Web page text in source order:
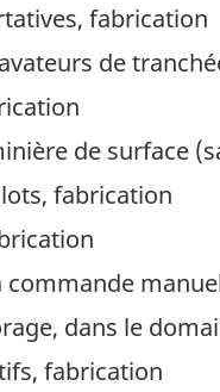
fabrication
de
de surface
fabrication
dans le
fabrication